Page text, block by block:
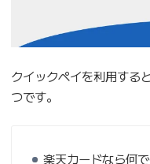
クイックペイを利用する
つです。
楽天カードなら何